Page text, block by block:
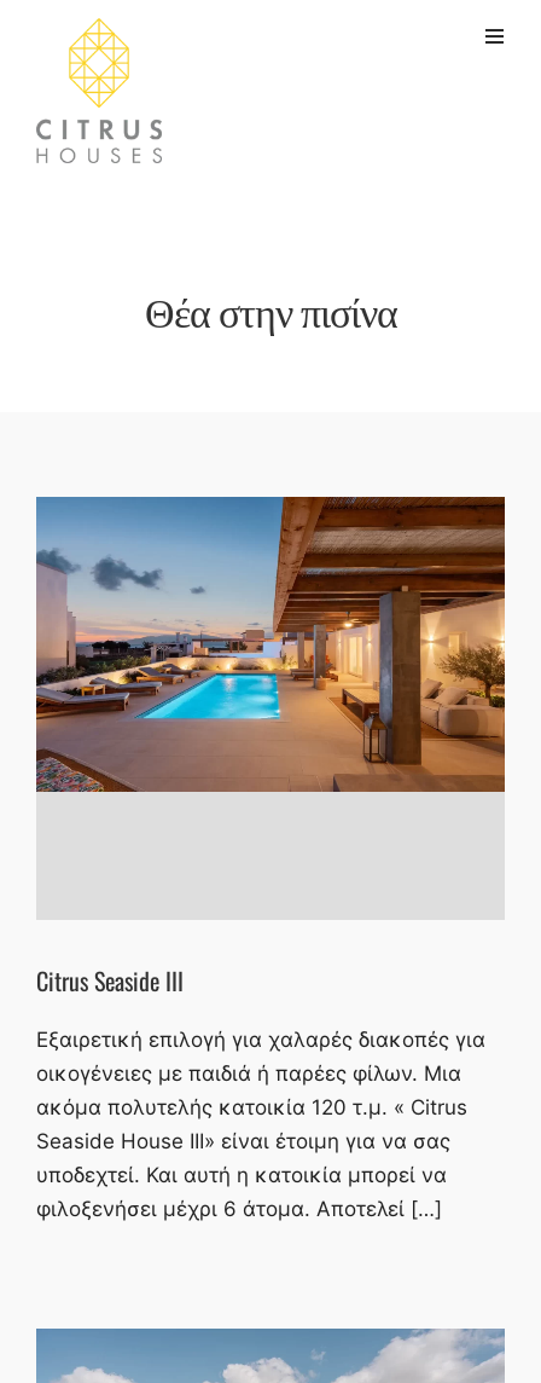
Θέα στην πισίνα
Citrus Seaside III
Εξαιρετική επιλογή για χαλαρές διακοπές για
οικογένειες με παιδιά ή παρέες φίλων. Μια
ακόμα πολυτελής κατοικία 120 τ.μ. « Citrus
Seaside House ΙΙΙ» είναι έτοιμη για να σας
υποδεχτεί. Και αυτή η κατοικία μπορεί να
φιλοξενήσει μέχρι 6 άτομα. Αποτελεί […]